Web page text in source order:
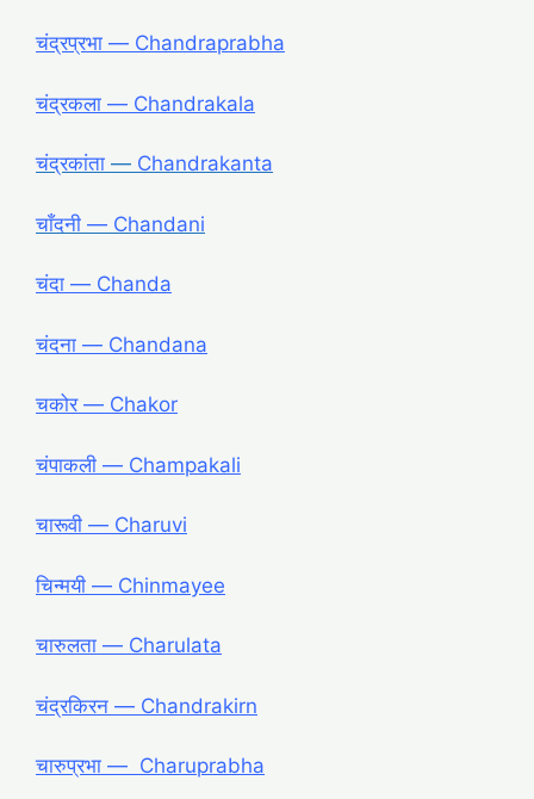
चंद्रप्रभा ― Chandraprabha
चंद्रकला ― Chandrakala
चंद्रकांता ― Chandrakanta
चाँदनी ― Chandani
चंदा ― Chanda
चंदना ― Chandana
चकोर ― Chakor
चंपाकली ― Champakali
चारूवी ― Charuvi
चिन्मयी ― Chinmayee
चारुलता ― Charulata
चंद्रकिरन ― Chandrakirn
चारुप्रभा ― Charuprabha